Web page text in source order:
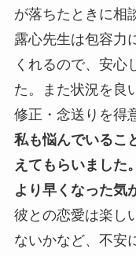
が落ちたときに相
露心先生は包容力
くれるので、安心
た。また状況を良
修正・念送りを得
私も悩んでいるこ
えてもらいました
より早くなった気
彼との恋愛は楽し
ないかなど、不安